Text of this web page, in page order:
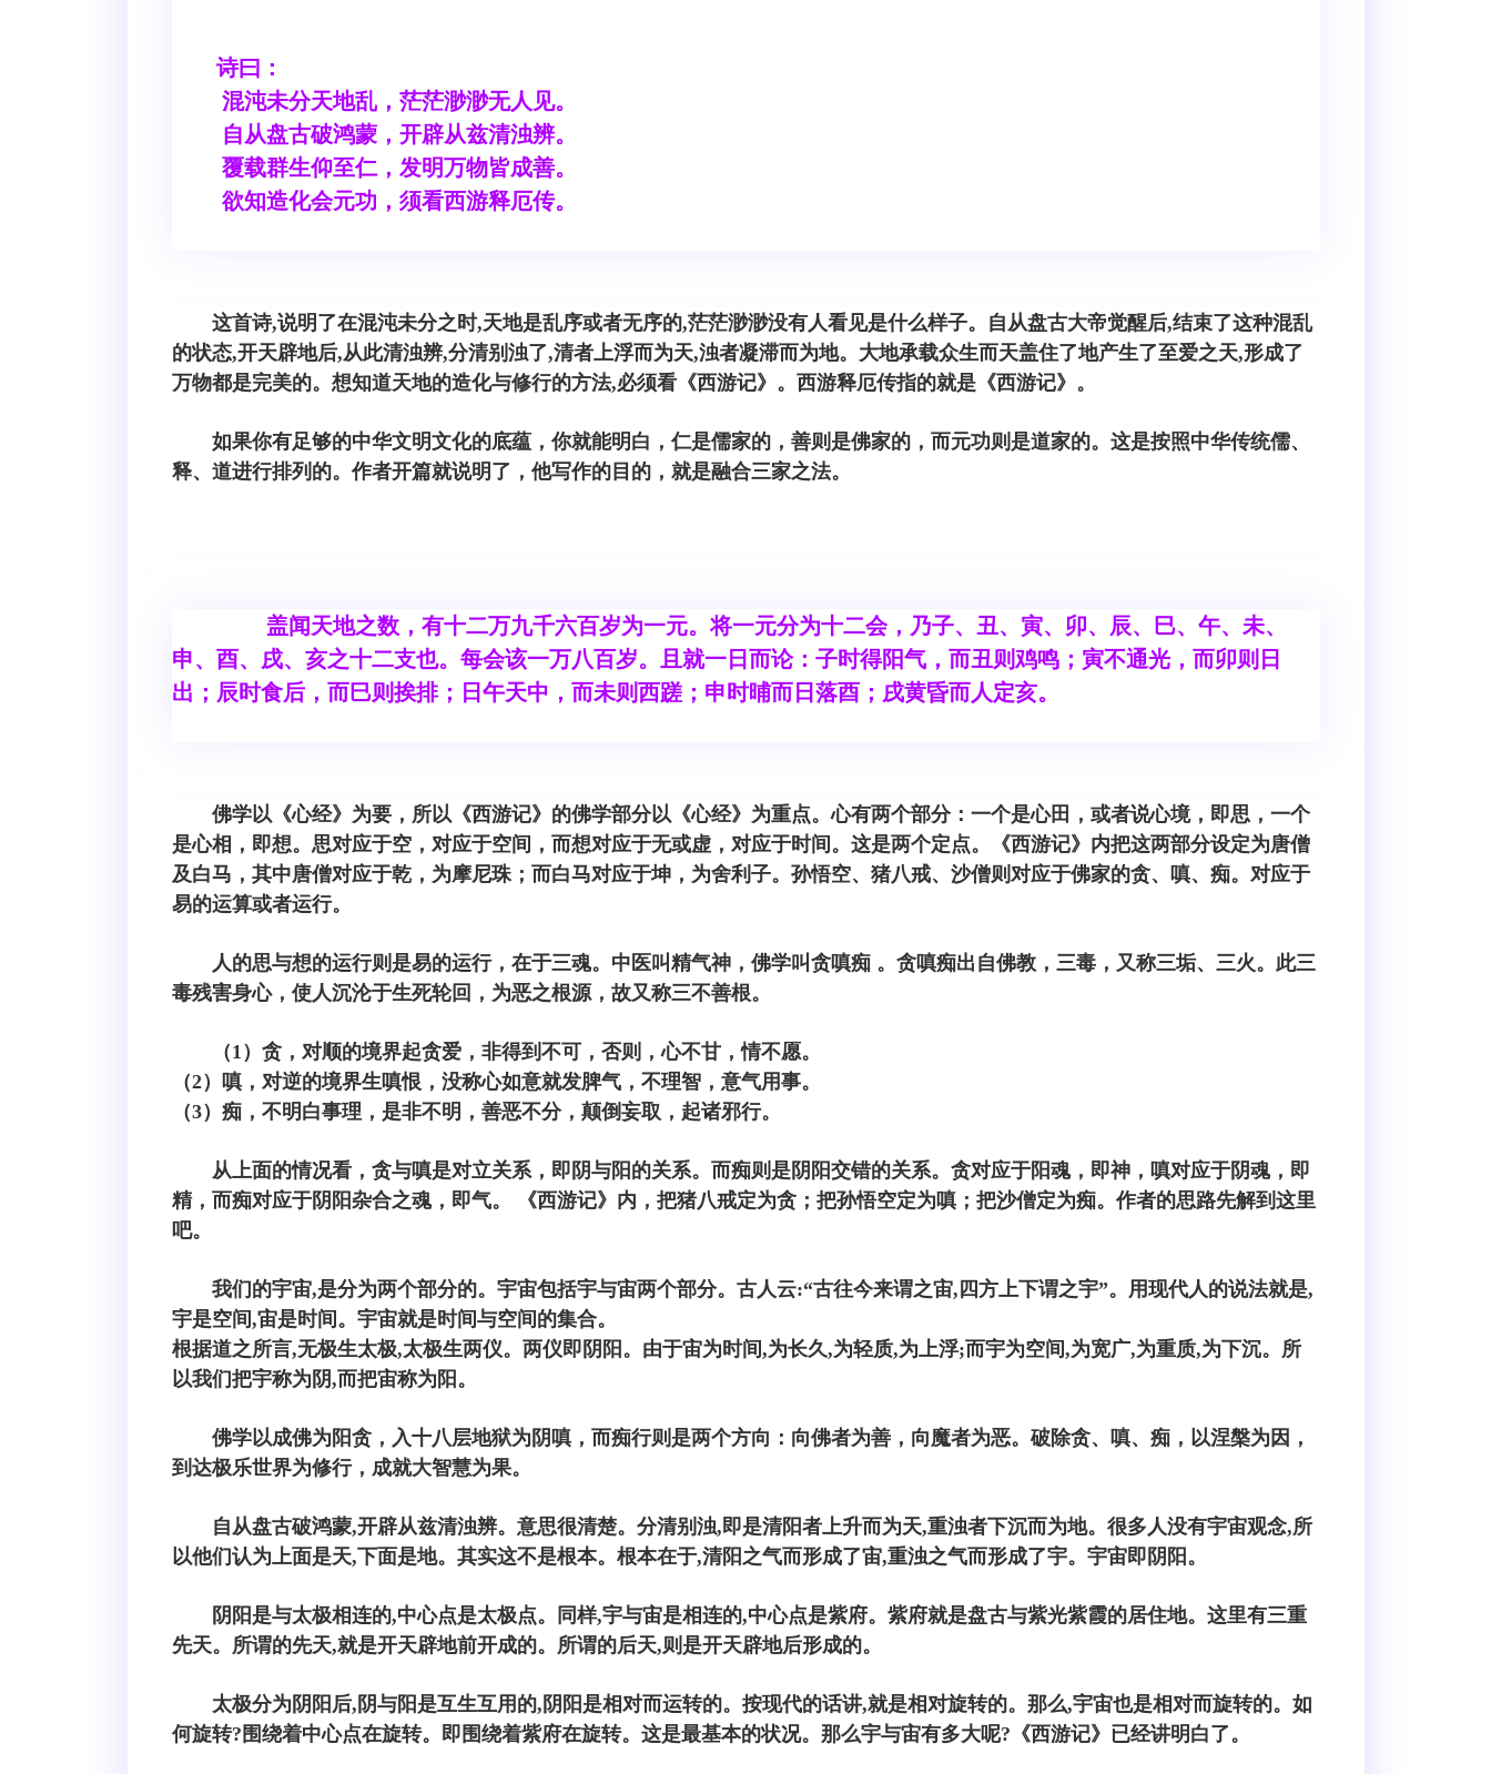
诗曰：
混沌未分天地乱，茫茫渺渺无人见。
自从盘古破鸿蒙，开辟从兹清浊辨。
覆载群生仰至仁，发明万物皆成善。
欲知造化会元功，须看西游释厄传。
这首诗,说明了在混沌未分之时,天地是乱序或者无序的,茫茫渺渺没有人看见是什么样子。自从盘古大帝觉醒后,结束了这种混乱
的状态,开天辟地后,从此清浊辨,分清别浊了,清者上浮而为天,浊者凝滞而为地。大地承载众生而天盖住了地产生了至爱之天,形成了
万物都是完美的。想知道天地的造化与修行的方法,必须看《西游记》。西游释厄传指的就是《西游记》。
如果你有足够的中华文明文化的底蕴，你就能明白，仁是儒家的，善则是佛家的，而元功则是道家的。这是按照中华传统儒、
释、道进行排列的。作者开篇就说明了，他写作的目的，就是融合三家之法。
盖闻天地之数，有十二万九千六百岁为一元。将一元分为十二会，乃子、丑、寅、卯、辰、巳、午、未、
申、酉、戌、亥之十二支也。每会该一万八百岁。且就一日而论：子时得阳气，而丑则鸡鸣；寅不通光，而卯则日
出；辰时食后，而巳则挨排；日午天中，而未则西蹉；申时晡而日落酉；戌黄昏而人定亥。
佛学以《心经》为要，所以《西游记》的佛学部分以《心经》为重点。心有两个部分：一个是心田，或者说心境，即思，一个
是心相，即想。思对应于空，对应于空间，而想对应于无或虚，对应于时间。这是两个定点。《西游记》内把这两部分设定为唐僧
及白马，其中唐僧对应于乾，为摩尼珠；而白马对应于坤，为舍利子。孙悟空、猪八戒、沙僧则对应于佛家的贪、嗔、痴。对应于
易的运算或者运行。
人的思与想的运行则是易的运行，在于三魂。中医叫精气神，佛学叫贪嗔痴 。贪嗔痴出自佛教，三毒，又称三垢、三火。此三
毒残害身心，使人沉沦于生死轮回，为恶之根源，故又称三不善根。
（1）贪，对顺的境界起贪爱，非得到不可，否则，心不甘，情不愿。
（2）嗔，对逆的境界生嗔恨，没称心如意就发脾气，不理智，意气用事。
（3）痴，不明白事理，是非不明，善恶不分，颠倒妄取，起诸邪行。
从上面的情况看，贪与嗔是对立关系，即阴与阳的关系。而痴则是阴阳交错的关系。贪对应于阳魂，即神，嗔对应于阴魂，即
精，而痴对应于阴阳杂合之魂，即气。 《西游记》内，把猪八戒定为贪；把孙悟空定为嗔；把沙僧定为痴。作者的思路先解到这里
吧。
我们的宇宙,是分为两个部分的。宇宙包括宇与宙两个部分。古人云:“古往今来谓之宙,四方上下谓之宇”。用现代人的说法就是,
宇是空间,宙是时间。宇宙就是时间与空间的集合。
根据道之所言,无极生太极,太极生两仪。两仪即阴阳。由于宙为时间,为长久,为轻质,为上浮;而宇为空间,为宽广,为重质,为下沉。所
以我们把宇称为阴,而把宙称为阳。
佛学以成佛为阳贪，入十八层地狱为阴嗔，而痴行则是两个方向：向佛者为善，向魔者为恶。破除贪、嗔、痴，以涅槃为因，
到达极乐世界为修行，成就大智慧为果。
自从盘古破鸿蒙,开辟从兹清浊辨。意思很清楚。分清别浊,即是清阳者上升而为天,重浊者下沉而为地。很多人没有宇宙观念,所
以他们认为上面是天,下面是地。其实这不是根本。根本在于,清阳之气而形成了宙,重浊之气而形成了宇。宇宙即阴阳。
阴阳是与太极相连的,中心点是太极点。同样,宇与宙是相连的,中心点是紫府。紫府就是盘古与紫光紫霞的居住地。这里有三重
先天。所谓的先天,就是开天辟地前开成的。所谓的后天,则是开天辟地后形成的。
太极分为阴阳后,阴与阳是互生互用的,阴阳是相对而运转的。按现代的话讲,就是相对旋转的。那么,宇宙也是相对而旋转的。如
何旋转?围绕着中心点在旋转。即围绕着紫府在旋转。这是最基本的状况。那么宇与宙有多大呢?《西游记》已经讲明白了。